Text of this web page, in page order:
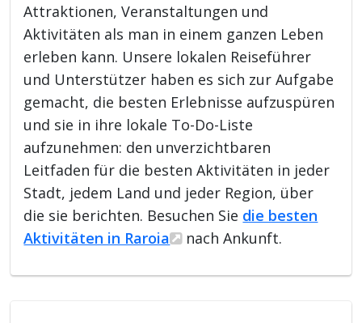
Attraktionen, Veranstaltungen und
Aktivitäten als man in einem ganzen Leben
erleben kann. Unsere lokalen Reiseführer
und Unterstützer haben es sich zur Aufgabe
gemacht, die besten Erlebnisse aufzuspüren
und sie in ihre lokale To-Do-Liste
aufzunehmen: den unverzichtbaren
Leitfaden für die besten Aktivitäten in jeder
Stadt, jedem Land und jeder Region, über
die sie berichten. Besuchen Sie die besten
Aktivitäten in Raroia
nach Ankunft.